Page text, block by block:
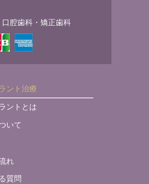
腔歯科・矯正歯科
ント治療
ントとは
いて
れ
質問